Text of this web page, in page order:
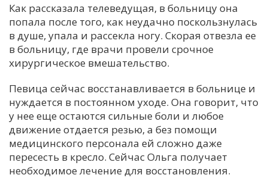
М
Н
Ч
Как рассказала телеведущая, в больницу она
попала после того, как неудачно поскользнулась
в душе, упала и рассекла ногу. Скорая отвезла ее
в больницу, где врачи провели срочное
хирургическое вмешательство.
Певица сейчас восстанавливается в больнице и
нуждается в постоянном уходе. Она говорит, что
у нее еще остаются сильные боли и любое
движение отдается резью, а без помощи
медицинского персонала ей сложно даже
пересесть в кресло. Сейчас Ольга получает
необходимое лечение для восстановления.